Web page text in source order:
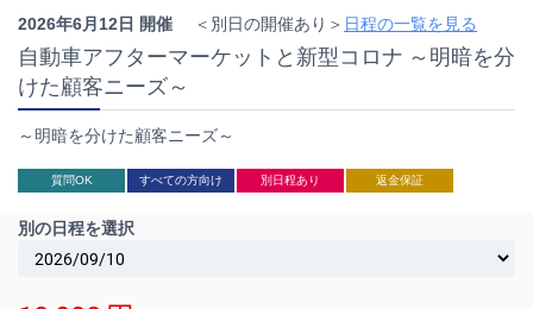
2026年6月12日 開催 ＜別日の開催あり＞ 日程の一覧を見る
自動車アフターマーケットと新型コロナ ～明暗を分
けた顧客ニーズ～
～明暗を分けた顧客ニーズ～
質問OK すべての方向け 別日程あり 返金保証
別の日程を選択